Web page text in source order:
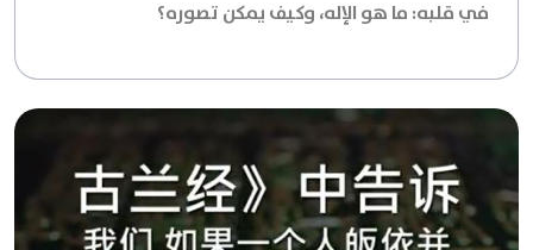
في قلبه: ما هو الإله، وكيف يمكن تصوره؟